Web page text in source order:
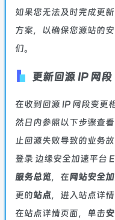
如果您无法及时完成更
方案，以确保您源站的
们。
更新回源 IP 网段
在收到回源 IP 网段变更
然日内参照以下步骤查
止回源失败导致的业务故
登录 边缘安全加速平台
服务总览，在网站安全
更的站点，进入站点详情
在站点详情页面，单击